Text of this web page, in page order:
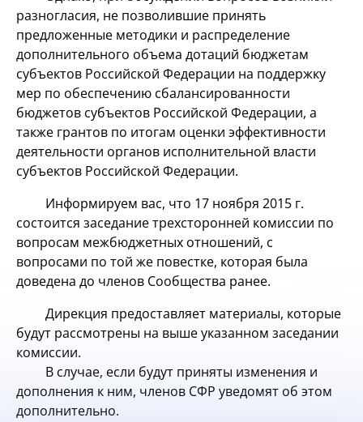
разногласия, не позволившие принять
предложенные методики и распределение
дополнительного объема дотаций бюджетам
субъектов Российской Федерации на поддержку
мер по обеспечению сбалансированности
бюджетов субъектов Российской Федерации, а
также грантов по итогам оценки эффективности
деятельности органов исполнительной власти
субъектов Российской Федерации.
Информируем вас, что 17 ноября 2015 г.
состоится заседание трехсторонней комиссии по
вопросам межбюджетных отношений, с
вопросами по той же повестке, которая была
доведена до членов Сообщества ранее.
Дирекция предоставляет материалы, которые
будут рассмотрены на выше указанном заседании
комиссии.
В случае, если будут приняты изменения и
дополнения к ним, членов СФР уведомят об этом
дополнительно.